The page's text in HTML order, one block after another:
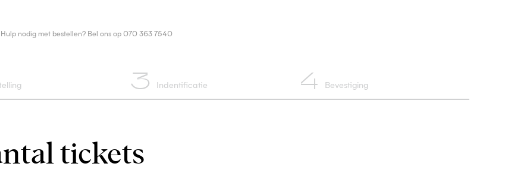
Hulp nodig met bestellen? Bel ons op 070 363 7540
3 Indentificatie 4 Bevestiging
tickets